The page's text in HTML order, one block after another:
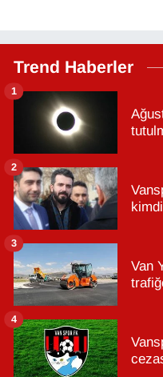
Trend Haberler
1
2
Van
3
4